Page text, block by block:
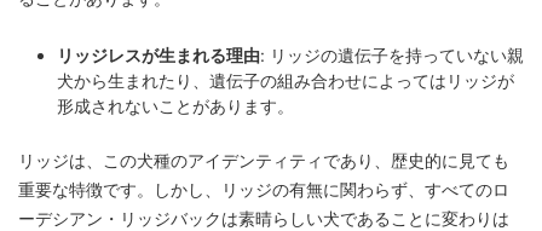
リッジレスが生まれる理由: リッジの遺伝子を持っていない親
犬から生まれたり、遺伝子の組み合わせによってはリッジが
形成されないことがあります。
リッジは、この犬種のアイデンティティであり、歴史的に見ても
重要な特徴です。しかし、リッジの有無に関わらず、すべてのロ
ーデシアン・リッジバックは素晴らしい犬であることに変わりは